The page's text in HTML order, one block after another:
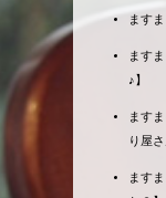
ます
ます
♪】
ます
り屋さ
ます